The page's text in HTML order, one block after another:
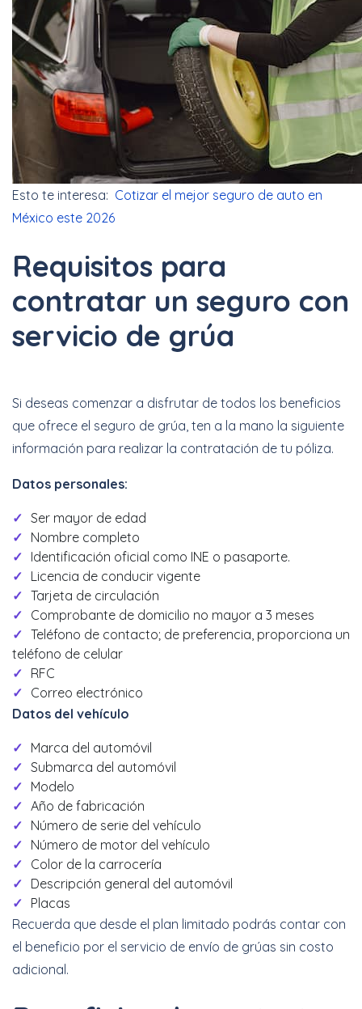
Esto te interesa: Cotizar el mejor seguro de auto en
México este 2026
Requisitos para
contratar un seguro con
servicio de grúa
Si deseas comenzar a disfrutar de todos los beneficios
que ofrece el seguro de grúa, ten a la mano la siguiente
información para realizar la contratación de tu póliza.
Datos personales:
Ser mayor de edad
Nombre completo
Identificación oficial como INE o pasaporte.
Licencia de conducir vigente
Tarjeta de circulación
Comprobante de domicilio no mayor a 3 meses
Teléfono de contacto; de preferencia, proporciona un
teléfono de celular
RFC
Correo electrónico
Datos del vehículo
Marca del automóvil
Submarca del automóvil
Modelo
Año de fabricación
Número de serie del vehículo
Número de motor del vehículo
Color de la carrocería
Descripción general del automóvil
Placas
Recuerda que desde el plan limitado podrás contar con
el beneficio por el servicio de envío de grúas sin costo
adicional.